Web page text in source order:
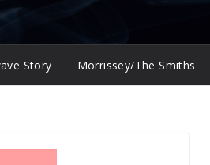
Story Morrissey/The Smiths